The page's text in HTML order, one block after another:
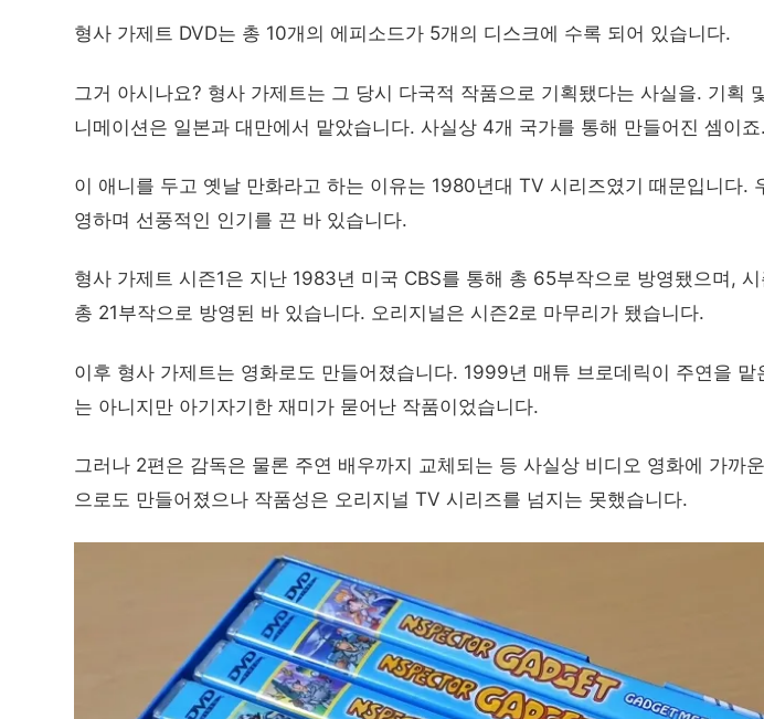
형사 가제트 DVD는 총 10개의 에피소드가 5개의 디스크에 수록 되어 있습니다.
그거 아시나요? 형사 가제트는 그 당시 다국적 작품으로 기획됐다는 사실을. 기획
니메이션은 일본과 대만에서 맡았습니다. 사실상 4개 국가를 통해 만들어진 셈이죠.
이 애니를 두고 옛날 만화라고 하는 이유는 1980년대 TV 시리즈였기 때문입니다.
영하며 선풍적인 인기를 끈 바 있습니다.
형사 가제트 시즌1은 지난 1983년 미국 CBS를 통해 총 65부작으로 방영됐으며,
총 21부작으로 방영된 바 있습니다. 오리지널은 시즌2로 마무리가 됐습니다.
이후 형사 가제트는 영화로도 만들어졌습니다. 1999년 매튜 브로데릭이 주연을
는 아니지만 아기자기한 재미가 묻어난 작품이었습니다.
그러나 2편은 감독은 물론 주연 배우까지 교체되는 등 사실상 비디오 영화에 가까
으로도 만들어졌으나 작품성은 오리지널 TV 시리즈를 넘지는 못했습니다.